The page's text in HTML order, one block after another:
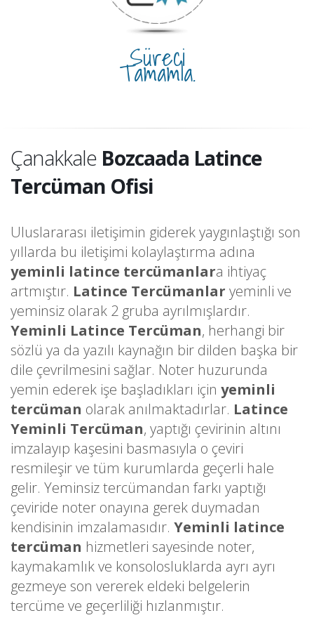
Süreci
Tamamla.
Çanakkale Bozcaada Latince
Tercüman Ofisi
Uluslararası iletişimin giderek yaygınlaştığı son
yıllarda bu iletişimi kolaylaştırma adına
yeminli latince tercümanlara ihtiyaç
artmıştır. Latince Tercümanlar yeminli ve
yeminsiz olarak 2 gruba ayrılmışlardır.
Yeminli Latince Tercüman, herhangi bir
sözlü ya da yazılı kaynağın bir dilden başka bir
dile çevrilmesini sağlar. Noter huzurunda
yemin ederek işe başladıkları için yeminli
tercüman olarak anılmaktadırlar. Latince
Yeminli Tercüman, yaptığı çevirinin altını
imzalayıp kaşesini basmasıyla o çeviri
resmileşir ve tüm kurumlarda geçerli hale
gelir. Yeminsiz tercümandan farkı yaptığı
çeviride noter onayına gerek duymadan
kendisinin imzalamasıdır. Yeminli latince
tercüman hizmetleri sayesinde noter,
kaymakamlık ve konsolosluklarda ayrı ayrı
gezmeye son vererek eldeki belgelerin
tercüme ve geçerliliği hızlanmıştır.